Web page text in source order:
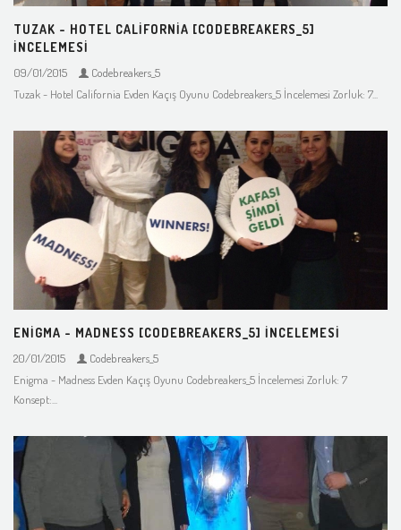
TUZAK - HOTEL CALIFORNIA [CODEBREAKERS_5]
İNCELEMESI
09/01/2015
Codebreakers_5
Tuzak - Hotel California Evden Kaçış Oyunu Codebreakers_5 İncelemesi Zorluk: 7...
ENIGMA - MADNESS [CODEBREAKERS_5] İNCELEMESI
20/01/2015
Codebreakers_5
Enigma - Madness Evden Kaçış Oyunu Codebreakers_5 İncelemesi Zorluk: 7
Konsept:...